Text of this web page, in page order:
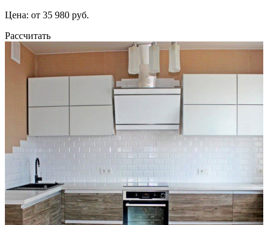
Цена: от 35 980 руб.
Рассчитать